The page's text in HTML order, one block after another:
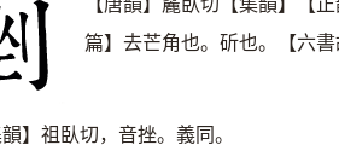
篇】去芒角也。斫也。【六
】祖臥切，音挫。義同。